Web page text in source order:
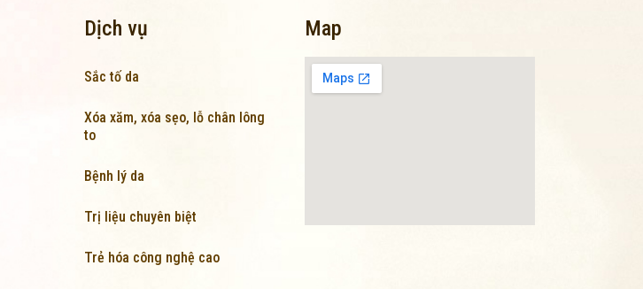
Dịch vụ
Sắc tố da
Xóa xăm, xóa sẹo, lỗ chân lông
to
Bệnh lý da
Trị liệu chuyên biệt
Trẻ hóa công nghệ cao
Map